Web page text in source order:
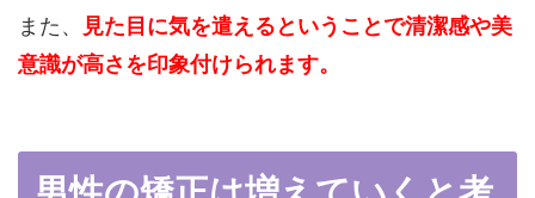
また、
見た目に気を遣えるということで清潔感や美
意識が高さを印象付けられます。